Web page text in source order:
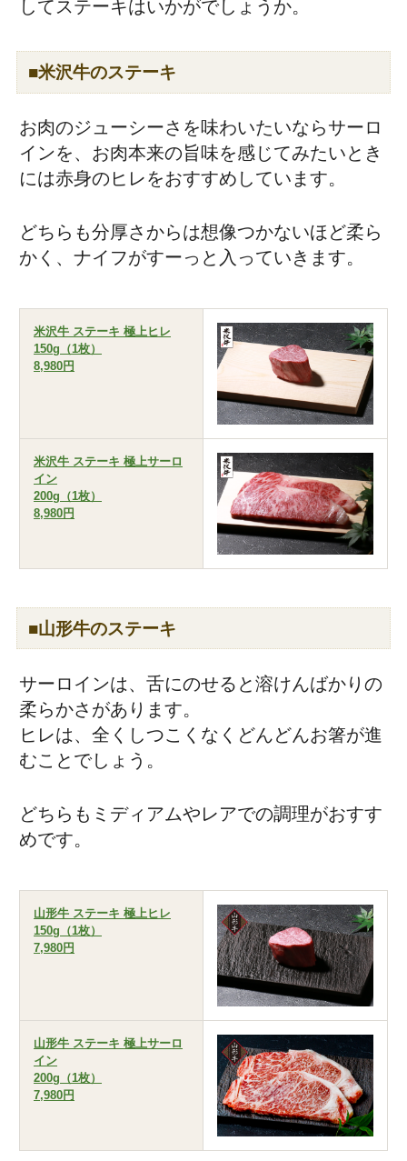
してステーキはいかがでしょうか。
■米沢牛のステーキ
お肉のジューシーさを味わいたいならサーロ
インを、お肉本来の旨味を感じてみたいとき
には赤身のヒレをおすすめしています。
どちらも分厚さからは想像つかないほど柔ら
かく、ナイフがすーっと入っていきます。
米沢牛 ステーキ 極上ヒレ
150g（1枚）
8,980円
米沢牛 ステーキ 極上サーロ
イン
200g（1枚）
8,980円
■山形牛のステーキ
サーロインは、舌にのせると溶けんばかりの
柔らかさがあります。
ヒレは、全くしつこくなくどんどんお箸が進
むことでしょう。
どちらもミディアムやレアでの調理がおすす
めです。
山形牛 ステーキ 極上ヒレ
150g（1枚）
7,980円
山形牛 ステーキ 極上サーロ
イン
200g（1枚）
7,980円